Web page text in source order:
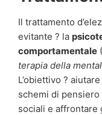
Il trattamento
evitante ? la
comportamentale
terapia della
L’obiettivo ?
schemi di
sociali e affrontare